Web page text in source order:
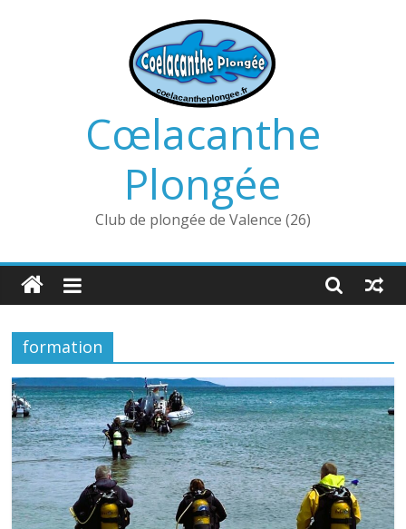
Cœlacanthe
Plongée
Club de plongée de Valence (26)
formation